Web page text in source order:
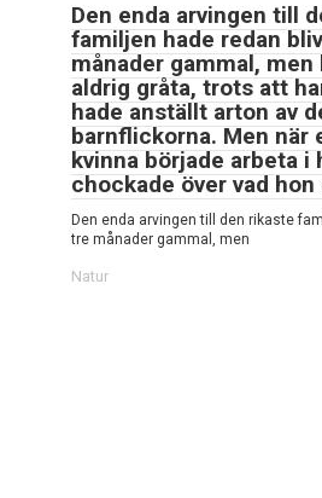
Den enda arvingen till
familjen hade redan
månader gammal, men
aldrig gråta, trots att
hade anställt arton av
barnflickorna. Men när
kvinna började arbeta i
chockade över vad
Den enda arvingen till den rikaste
tre månader gammal, men
Natur